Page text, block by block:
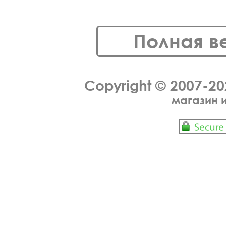
Полная
Copyright © 2007-
магазин